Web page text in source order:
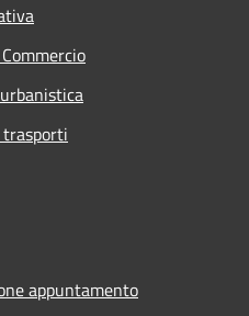
appuntamento